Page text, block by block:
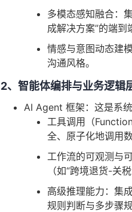
多模态感知融合：
成解决方案”的端到
情感与意图动态建
沟通风格。
2、智能体编排与业务逻辑
AI Agent 框架：这是系
工具调用（
全、原子化地调用
工作流的可观测与
（如“跨境退货-关
高级推理能力：集
规则判断与多步骤